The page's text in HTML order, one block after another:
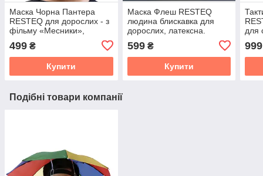
Маска Чорна Пантера
RESTEQ для дорослих - з
фільму «Месники»,
499 ₴
Купити
Маска Флеш RESTEQ
людина блискавка для
дорослих, латексна.
599₴
Купити
для
999
Подібні товари компанії